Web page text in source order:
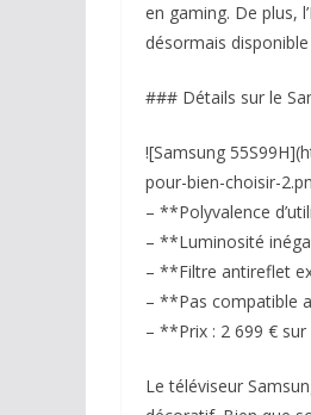
en gaming. De plus,
désormais
### Détails sur le
![Samsung
pour-bien-choisir-
– **Polyvalence
– **Luminosité
– **Filtre antireflet
– **Pas compatible
– **Prix : 2 699 €
Le téléviseur